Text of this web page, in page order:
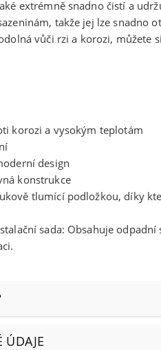
extrémně snadno čistí a
takže jej lze snadno
vůči rzi a korozi, můžete
korozi a vysokým teplotám
design
konstrukce
tlumící podložkou, díky
sada: Obsahuje
ÚDAJE